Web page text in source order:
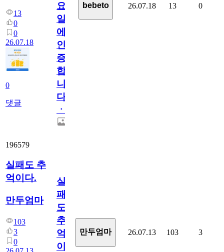
13
0
0
26.07.18
0
댓글
요
일
에
인
증
합
니
다
ㆍ
bebeto 26.07.18 13 0
196579
실패도 추
억이다.
만두엄마
103
3
0
실
패
도
추
억
이
만두엄마 26.07.13 103 3